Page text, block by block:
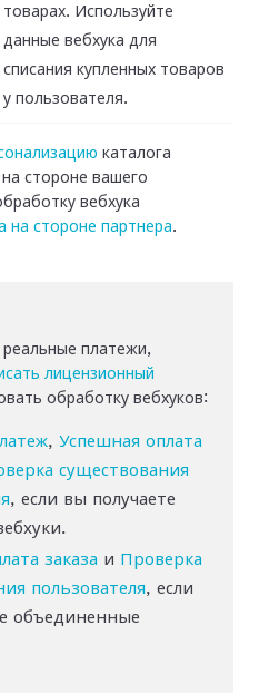
товарах. Используйте
данные вебхука для
списания купленных товаров
у пользователя.
каталога
стороне вашего
вебхука
на стороне партнера.
платежи,
лицензионный
обработку вебхуков:
, Успешная оплата
существования
, если вы получаете
заказа и Проверка
пользователя, если
объединенные